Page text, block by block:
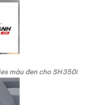
màu đen cho SH350i